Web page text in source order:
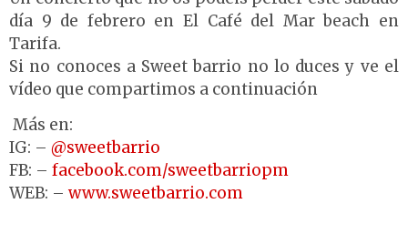
día 9 de febrero en El Café del Mar beach en
Tarifa.
Si no conoces a Sweet barrio no lo duces y ve el
vídeo que compartimos a continuación
Más en:
IG: – @sweetbarrio
FB: – facebook.com/sweetbarriopm
WEB: – www.sweetbarrio.com